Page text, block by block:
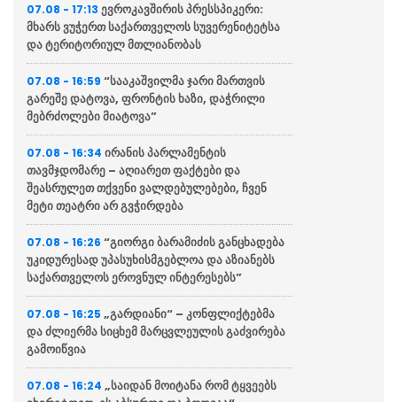
07.08 - 17:13 ევროკავშირის პრესსპიკერი:
მხარს ვუჭერთ საქართველოს სუვერენიტეტსა
და ტერიტორიულ მთლიანობას
07.08 - 16:59 “სააკაშვილმა ჯარი მართვის
გარეშე დატოვა, ფრონტის ხაზი, დაჭრილი
მებრძოლები მიატოვა”
07.08 - 16:34 ირანის პარლამენტის
თავმჯდომარე – აღიარეთ ფაქტები და
შეასრულეთ თქვენი ვალდებულებები, ჩვენ
მეტი თეატრი არ გვჭირდება
07.08 - 16:26 “გიორგი ბარამიძის განცხადება
უკიდურესად უპასუხისმგებლოა და აზიანებს
საქართველოს ეროვნულ ინტერესებს”
07.08 - 16:25 „გარდიანი“ – კონფლიქტებმა
და ძლიერმა სიცხემ მარცვლეულის გაძვირება
გამოიწვია
07.08 - 16:24 „საიდან მოიტანა რომ ტყვეებს